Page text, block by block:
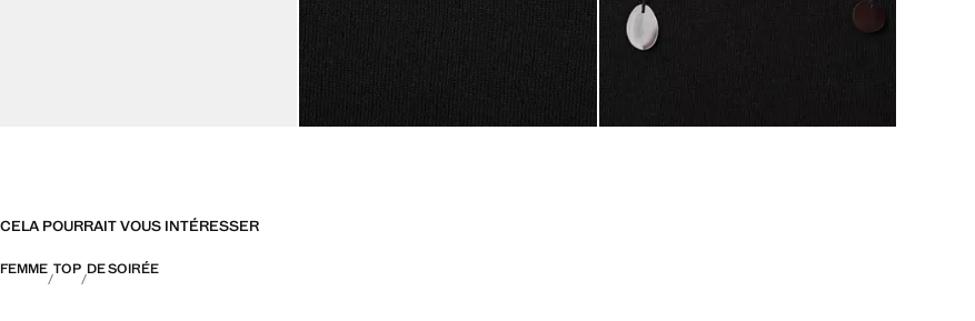
CELA POURRAIT VOUS INTÉRESSER
FEMME TOP DE SOIRÉE